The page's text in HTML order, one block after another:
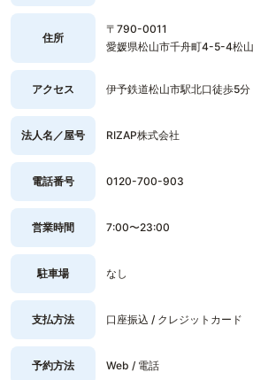
住所
〒790-0011
愛媛県松山市千舟町4-5-4松
アクセス 伊予鉄道松山市駅北口徒歩5分
法人名／屋号 RIZAP株式会社
電話番号 0120-700-903
営業時間 7:00〜23:00
駐車場 なし
支払方法 口座振込 / クレジットカード
予約方法 Web / 電話